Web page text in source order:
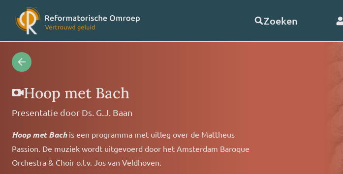
Zoeken
Videoprogramma’s
Concertagenda VriendenClub RO
Hoop met Bach
Presentatie door Ds. G.J. Baan
Hoop met Bachis een programma met uitleg over de Mattheus
Passion. De muziek wordt uitgevoerd door het Amsterdam Baroque
Orchestra & Choir o.l.v. Jos van Veldhoven.